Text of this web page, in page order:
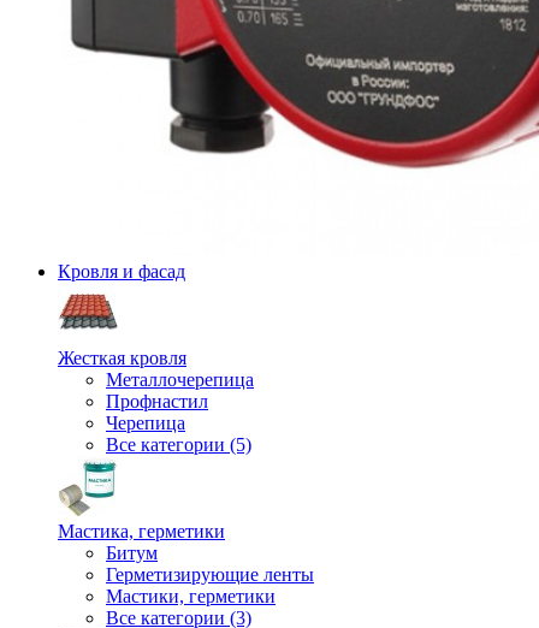
Кровля и фасад
Жесткая кровля
Металлочерепица
Профнастил
Черепица
Все категории (5)
Мастика, герметики
Битум
Герметизирующие ленты
Мастики, герметики
Все категории (3)